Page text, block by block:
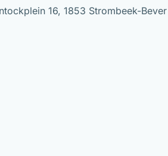
16, 1853 Strombeek-Bever